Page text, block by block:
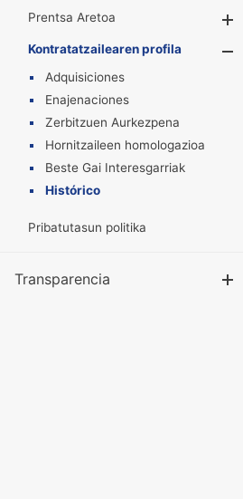
Prentsa Aretoa
Kontratatzailearen profila
Adquisiciones
Enajenaciones
Zerbitzuen Aurkezpena
Hornitzaileen homologazioa
Beste Gai Interesgarriak
Histórico
Pribatutasun politika
Transparencia